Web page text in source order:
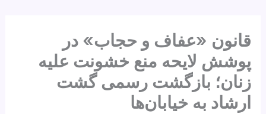
قانون «عفاف و حجاب» در
پوشش لایحه منع خشونت علیه
زنان؛ بازگشت رسمی گشت
ارشاد به خیابان‌ها